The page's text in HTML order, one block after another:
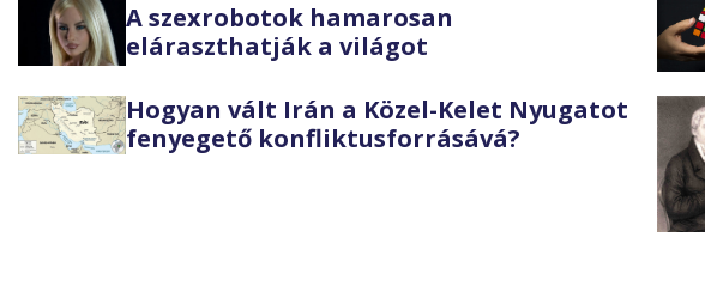
A szexrobotok hamarosan
eláraszthatják a világot
Hogyan vált Irán a Közel-Kelet Nyugatot
fenyegető konfliktusforrásává?